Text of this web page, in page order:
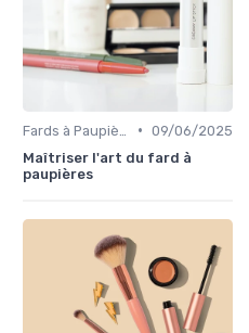
• 09/06/2025
Maîtriser l'art du fard à
paupières